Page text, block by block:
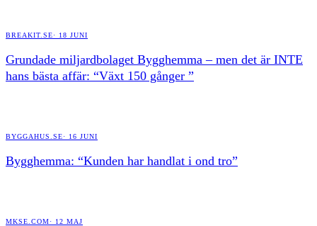
BREAKIT.SE· 18 JUNI
Grundade miljardbolaget Bygghemma – men det är INTE
hans bästa affär: “Växt 150 gånger ”
BYGGAHUS.SE· 16 JUNI
Bygghemma: “Kunden har handlat i ond tro”
MKSE.COM· 12 MAJ